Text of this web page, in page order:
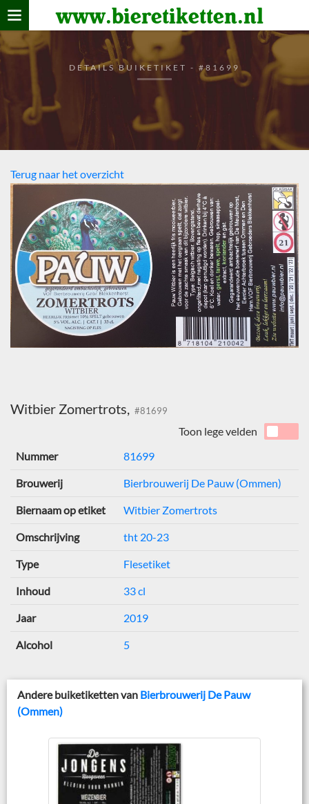
www.bieretiketten.nl
Home
verzamelen
De bierkaart
Bezoekers
DETAILS BUIKETIKET - #81699
Terug naar het overzicht
Witbier Zomertrots, #81699
Toon lege velden
Nummer
81699
Brouwerij Bierbrouwerij De Pauw (Ommen)
Biernaam op etiket Witbier Zomertrots
Omschrijving tht 20-23
Type Flesetiket
Inhoud 33 cl
Jaar 2019
Alcohol 5
Andere buiketiketten van Bierbrouwerij De Pauw
(Ommen)